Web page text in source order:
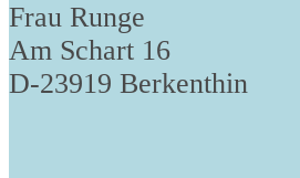
Frau Runge
Am Schart 16
D-23919 Berkenthin